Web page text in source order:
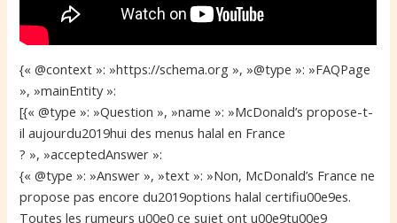
{« @context »: »https://schema.org », »@type »: »FAQPage
», »mainEntity »:
[{« @type »: »Question », »name »: »McDonald’s propose-t-
il aujourdu2019hui des menus halal en France
? », »acceptedAnswer »:
{« @type »: »Answer », »text »: »Non, McDonald’s France ne
propose pas encore du2019options halal certifiu00e9es.
Toutes les rumeurs u00e0 ce sujet ont u00e9tu00e9